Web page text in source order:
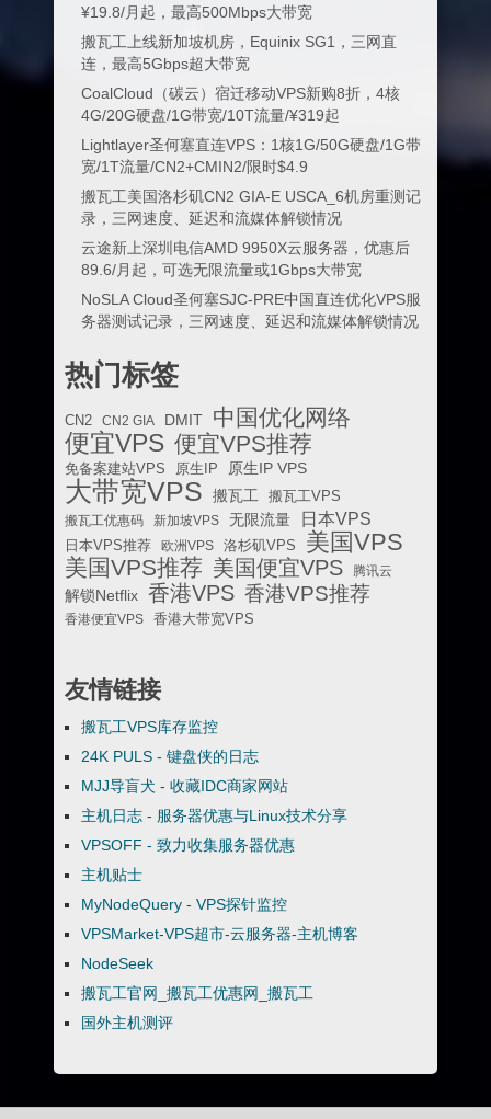
¥19.8/月起，最高500Mbps大带宽
搬瓦工上线新加坡机房，Equinix SG1，三网直
连，最高5Gbps超大带宽
CoalCloud（碳云）宿迁移动VPS新购8折，4核
4G/20G硬盘/1G带宽/10T流量/¥319起
Lightlayer圣何塞直连VPS：1核1G/50G硬盘/1G带
宽/1T流量/CN2+CMIN2/限时$4.9
搬瓦工美国洛杉矶CN2 GIA-E USCA_6机房重测记
录，三网速度、延迟和流媒体解锁情况
云途新上深圳电信AMD 9950X云服务器，优惠后
89.6/月起，可选无限流量或1Gbps大带宽
NoSLA Cloud圣何塞SJC-PRE中国直连优化VPS服
务器测试记录，三网速度、延迟和流媒体解锁情况
热门标签
CN2 CN2 GIA DMIT 中国优化网络
便宜VPS 便宜VPS推荐
免备案建站VPS 原生IP 原生IP VPS
大带宽VPS 搬瓦工
搬瓦工VPS
搬瓦工优惠码
新加坡VPS 无限流量 日本VPS
日本VPS推荐 欧洲VPS 洛杉矶VPS 美国VPS
美国VPS推荐 美国便宜VPS 腾讯云
解锁Netflix 香港VPS 香港VPS推荐
香港便宜VPS 香港大带宽VPS
友情链接
搬瓦工VPS库存监控
24K PULS - 键盘侠的日志
MJJ导盲犬 - 收藏IDC商家网站
主机日志 - 服务器优惠与Linux技术分享
VPSOFF - 致力收集服务器优惠
主机贴士
MyNodeQuery - VPS探针监控
VPSMarket-VPS超市-云服务器-主机博客
NodeSeek
搬瓦工官网_搬瓦工优惠网_搬瓦工
国外主机测评